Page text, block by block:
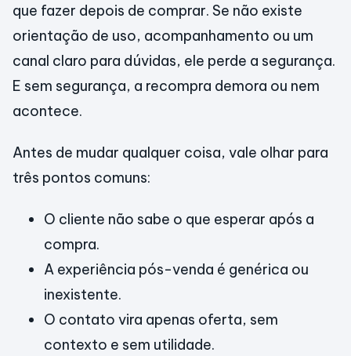
que fazer depois de comprar. Se não existe
orientação de uso, acompanhamento ou um
canal claro para dúvidas, ele perde a segurança.
E sem segurança, a recompra demora ou nem
acontece.
Antes de mudar qualquer coisa, vale olhar para
três pontos comuns:
O cliente não sabe o que esperar após a
compra.
A experiência pós-venda é genérica ou
inexistente.
O contato vira apenas oferta, sem
contexto e sem utilidade.